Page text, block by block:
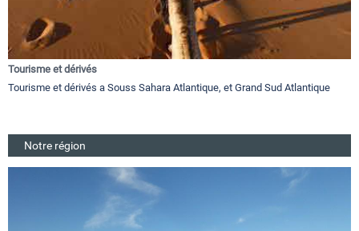
Tourisme et dérivés
Tourisme et dérivés a Souss Sahara Atlantique, et Grand Sud Atlantique
Notre région